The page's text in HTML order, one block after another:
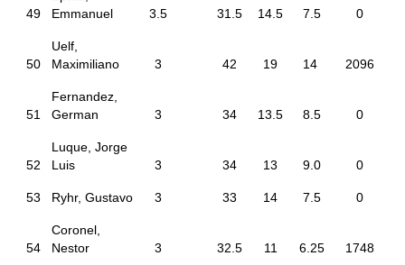
49
Emmanuel
3.5 31.5 14.5 7.5 0
50
Uelf,
Maximiliano
3 42 19 14 2096
51
Fernandez,
German
3 34 13.5 8.5 0
52
Luque, Jorge
Luis
3 34 13 9.0 0
53 Ryhr, Gustavo 3 33 14 7.5 0
54
Coronel,
Nestor
3 32.5 11 6.25 1748